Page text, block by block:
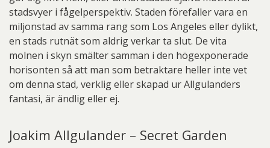
stadsvyer i fågelperspektiv. Staden förefaller vara en
miljonstad av samma rang som Los Angeles eller dylikt,
en stads rutnät som aldrig verkar ta slut. De vita
molnen i skyn smälter samman i den högexponerade
horisonten så att man som betraktare heller inte vet
om denna stad, verklig eller skapad ur Allgulanders
fantasi, är ändlig eller ej.
Joakim Allgulander – Secret Garden